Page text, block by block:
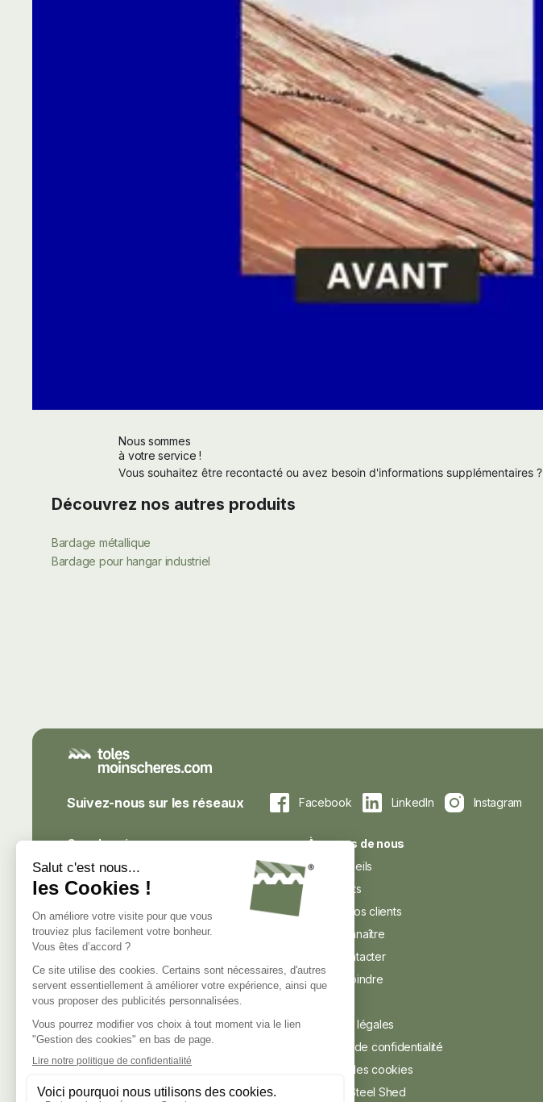
Nous sommes
à votre service !
Vous souhaitez être recontacté ou avez besoin d'informations supplémentaires ?
Découvrez nos autres produits
Bardage métallique
Bardage pour hangar industriel
Suivez-nous sur les réseaux Facebook LinkedIn Instagram
Coordonnées
commercial@tolesmoinscheres.com
Tél: 03 39 38 09 09
4A, rue Pletzer
L-8080 Bertrange - Luxembourg
Contacter le service client :
service-client@tolesmoinscheres.com
À propos de nous
Nos conseils
Nos atouts
Avis de nos clients
Nous connaître
Nous contacter
Nous rejoindre
Mentions légales
Politique de confidentialité
Gestion des cookies
Groupe Steel Shed